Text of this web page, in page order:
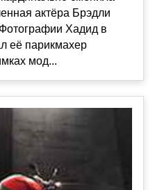
актёра Брэдли
Хадид в
её парикмахер
мод...